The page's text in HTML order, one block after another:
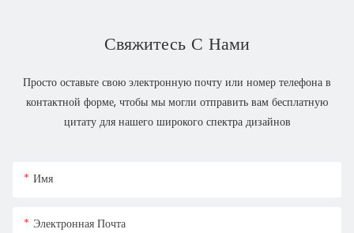
Свяжитесь С Нами
Просто оставьте свою электронную почту или номер телефона в
контактной форме, чтобы мы могли отправить вам бесплатную
цитату для нашего широкого спектра дизайнов
Имя
Электронная Почта